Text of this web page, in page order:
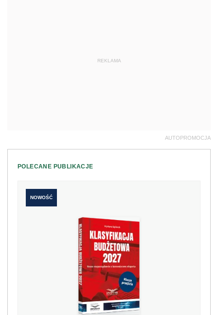
REKLAMA
AUTOPROMOCJA
POLECANE PUBLIKACJE
NOWOŚĆ